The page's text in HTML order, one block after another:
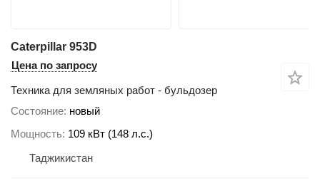
Caterpillar 953D
Цена по запросу
Техника для земляных работ - бульдозер
Состояние новый
Мощность 109 кВт (148 л.с.)
Таджикистан